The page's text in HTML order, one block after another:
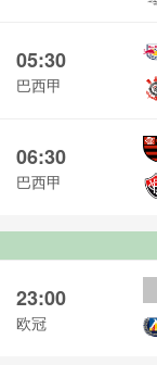
05:30
巴西甲
06:30
巴西甲
23:00
欧冠